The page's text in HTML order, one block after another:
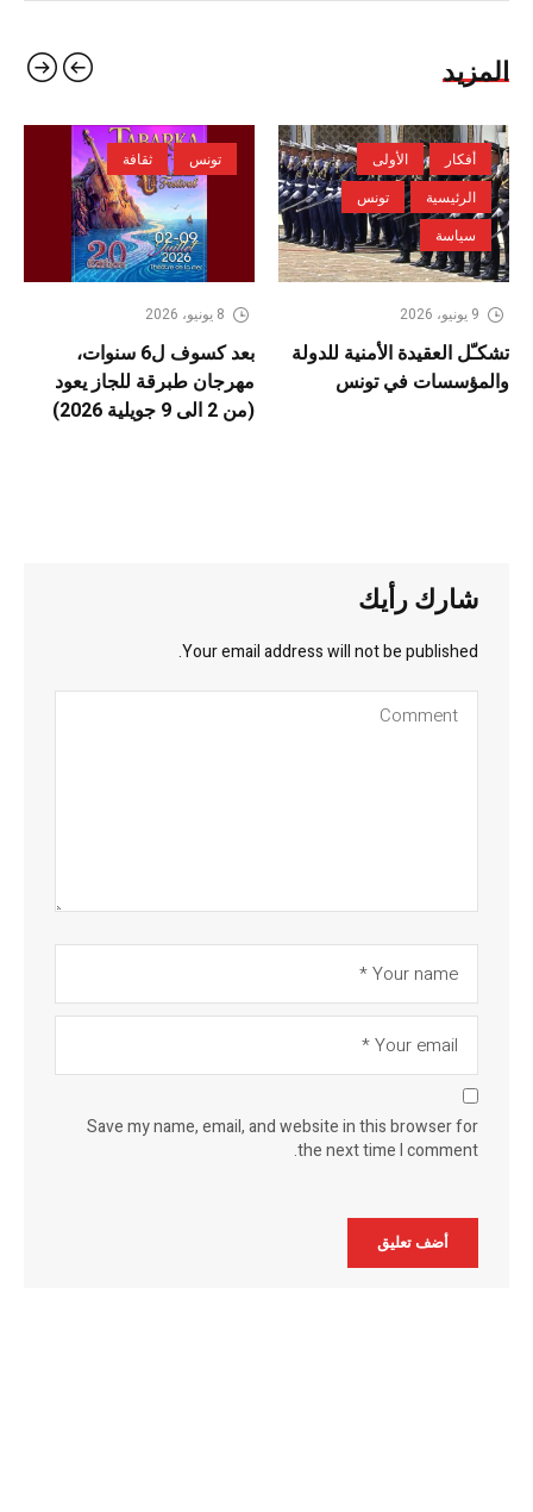
المزيد
أفكار
الأولى
الرئيسية
تونس
سياسة
9 يونيو، 2026
تشكـّل العقيدة الأمنية للدولة
والمؤسسات في تونس
تونس ثقافة
8 يونيو، 2026
بعد كسوف ل6 سنوات،
مهرجان طبرقة للجاز يعود
(من 2 الى 9 جويلية 2026)
شارك رأيك
Your email address will not be published.
Save my name, email, and website in this browser for
the next time I comment.